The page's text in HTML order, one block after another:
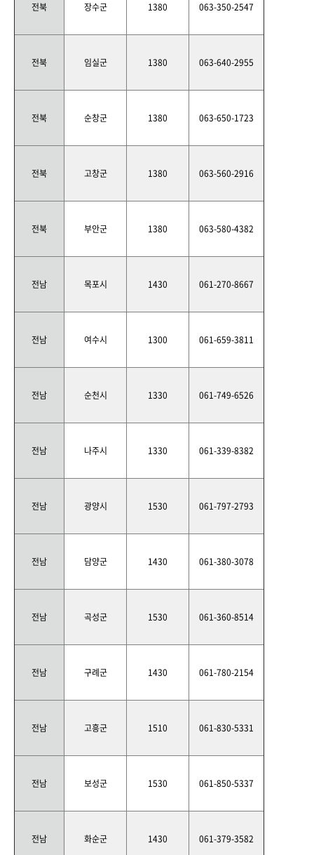
전북 장수군 1380 063-350-2547
전북 임실군 1380 063-640-2955
전북 순창군 1380 063-650-1723
전북 고창군 1380 063-560-2916
전북 부안군 1380 063-580-4382
전남 목포시 1430 061-270-8667
전남 여수시 1300 061-659-3811
전남 순천시 1330 061-749-6526
전남 나주시 1330 061-339-8382
전남 광양시 1530 061-797-2793
전남 담양군 1430 061-380-3078
전남 곡성군 1530 061-360-8514
전남 구례군 1430 061-780-2154
전남 고흥군 1510 061-830-5331
전남 보성군 1530 061-850-5337
전남 화순군 1430 061-379-3582